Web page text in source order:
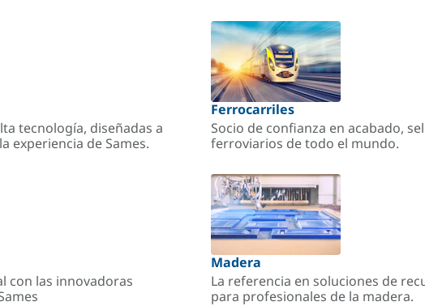
tecnología, diseñadas a
experiencia de Sames.
Ferrocarriles
Socio de confianza en acabado,
ferroviarios de todo el mundo.
con las innovadoras
Madera
La referencia en soluciones de
para profesionales de la madera.